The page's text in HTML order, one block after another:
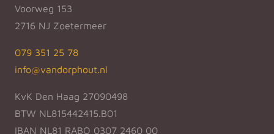
Voorweg 153
2716 NJ Zoetermeer
079 351 25 78
info@vandorphout.nl
KvK Den Haag 27090498
BTW NL815442415.B01
IBAN NL81 RABO 0307 2460 00